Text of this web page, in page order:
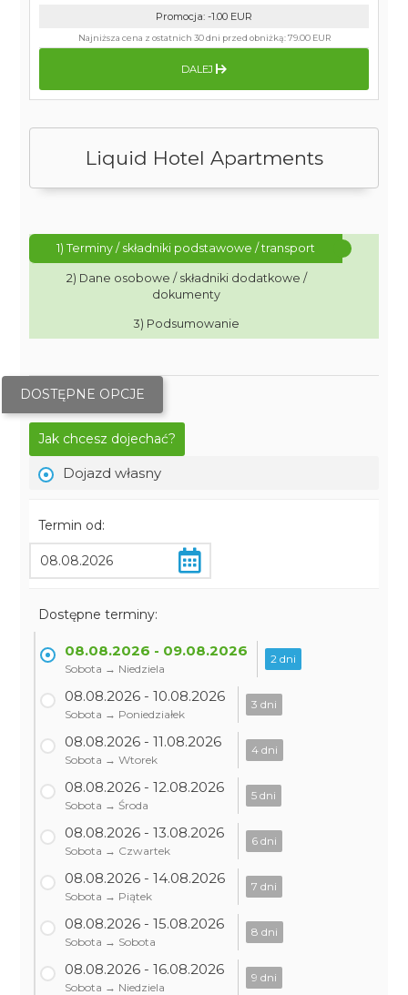
Liquid Hotel Apartments
1) Terminy / składniki podstawowe / transport
2) Dane osobowe / składniki dodatkowe /
dokumenty
3) Podsumowanie
DOSTĘPNE OPCJE
Jak chcesz dojechać?
Dojazd własny
Termin od:
Dostępne terminy:
08.08.2026 - 09.08.2026
Sobota → Niedziela
2 dni
08.08.2026 - 10.08.2026
Sobota → Poniedziałek
3 dni
08.08.2026 - 11.08.2026
Sobota → Wtorek
4 dni
08.08.2026 - 12.08.2026
Sobota → Środa
5 dni
08.08.2026 - 13.08.2026
Sobota → Czwartek
6 dni
08.08.2026 - 14.08.2026
Sobota → Piątek
7 dni
08.08.2026 - 15.08.2026
Sobota → Sobota
8 dni
08.08.2026 - 16.08.2026
Sobota → Niedziela
9 dni
Promocja: -1.00 EUR
Najniższa cena z ostatnich 30 dni przed obniżką:79.00 EUR
DALEJ